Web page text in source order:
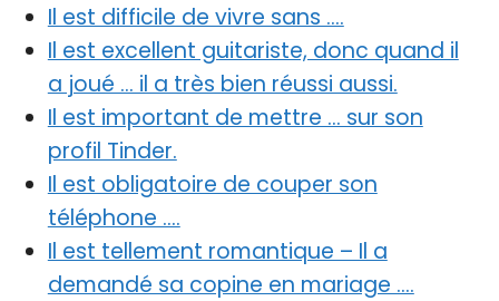
Il est difficile de vivre sans ….
Il est excellent guitariste, donc quand il
a joué … il a très bien réussi aussi.
Il est important de mettre … sur son
profil Tinder.
Il est obligatoire de couper son
téléphone ….
Il est tellement romantique – Il a
demandé sa copine en mariage ….